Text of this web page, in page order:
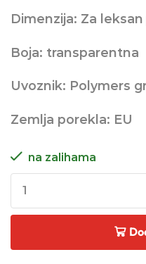
Dimenzija: Za
Boja: transparentna
Uvoznik: Polymers
Zemlja porekla: EU
na zalihama